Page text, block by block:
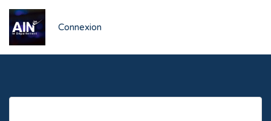
Connexion